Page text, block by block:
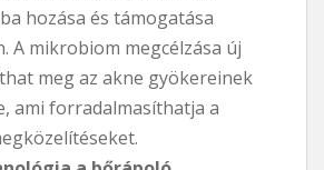
hozása és támogatása
A mikrobiom megcélzása új
meg az akne gyökereinek
ami forradalmasíthatja a